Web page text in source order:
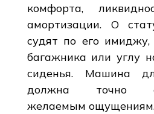
комфорта,
амортизации. О
судят по его
багажника или углу
сиденья. Машина
должна точно
желаемым